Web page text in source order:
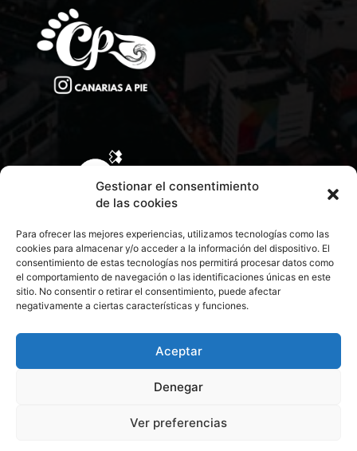
Gestionar el consentimiento
de las cookies
Para ofrecer las mejores experiencias, utilizamos tecnologías como las
cookies para almacenar y/o acceder a la información del dispositivo. El
consentimiento de estas tecnologías nos permitirá procesar datos como
el comportamiento de navegación o las identificaciones únicas en este
sitio. No consentir o retirar el consentimiento, puede afectar
negativamente a ciertas características y funciones.
Aceptar
Denegar
Ver preferencias
CONTACTA CON NOSOTROS